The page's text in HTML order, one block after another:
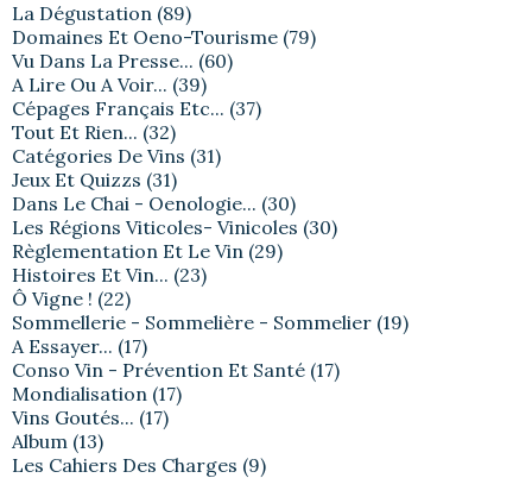
La Dégustation (89)
Domaines Et Oeno-Tourisme (79)
Vu Dans La Presse... (60)
A Lire Ou A Voir... (39)
Cépages Français Etc... (37)
Tout Et Rien... (32)
Catégories De Vins (31)
Jeux Et Quizzs (31)
Dans Le Chai - Oenologie... (30)
Les Régions Viticoles- Vinicoles (30)
Règlementation Et Le Vin (29)
Histoires Et Vin... (23)
Ô Vigne ! (22)
Sommellerie - Sommelière - Sommelier (19)
A Essayer... (17)
Conso Vin - Prévention Et Santé (17)
Mondialisation (17)
Vins Goutés... (17)
Album (13)
Les Cahiers Des Charges (9)